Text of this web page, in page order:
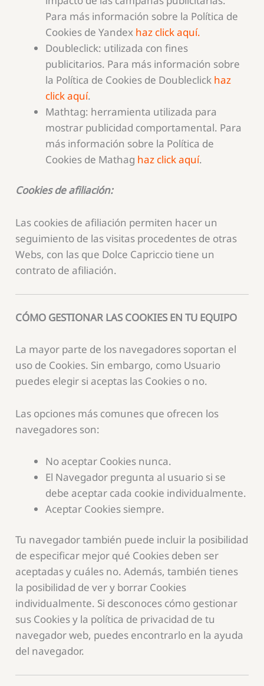
Para más información sobre la Política de
Cookies de Yandex haz click aquí.
Doubleclick: utilizada con fines
publicitarios. Para más información sobre
la Política de Cookies de Doubleclick haz
click aquí.
Mathtag: herramienta utilizada para
mostrar publicidad comportamental. Para
más información sobre la Política de
Cookies de Mathag haz click aquí.
Cookies de afiliación:
Las cookies de afiliación permiten hacer un
seguimiento de las visitas procedentes de otras
Webs, con las que Dolce Capriccio tiene un
contrato de afiliación.
CÓMO GESTIONAR LAS COOKIES EN TU EQUIPO
La mayor parte de los navegadores soportan el
uso de Cookies. Sin embargo, como Usuario
puedes elegir si aceptas las Cookies o no.
Las opciones más comunes que ofrecen los
navegadores son:
No aceptar Cookies nunca.
El Navegador pregunta al usuario si se
debe aceptar cada cookie individualmente.
Aceptar Cookies siempre.
Tu navegador también puede incluir la posibilidad
de especificar mejor qué Cookies deben ser
aceptadas y cuáles no. Además, también tienes
la posibilidad de ver y borrar Cookies
individualmente. Si desconoces cómo gestionar
sus Cookies y la política de privacidad de tu
navegador web, puedes encontrarlo en la ayuda
del navegador.